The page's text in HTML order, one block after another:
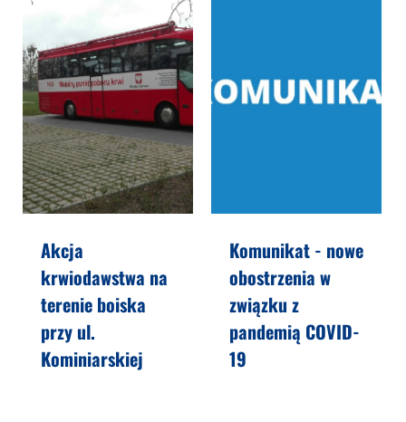
Akcja
krwiodawstwa na
terenie boiska
przy ul.
Kominiarskiej
Komunikat - nowe
obostrzenia w
związku z
pandemią COVID-
19